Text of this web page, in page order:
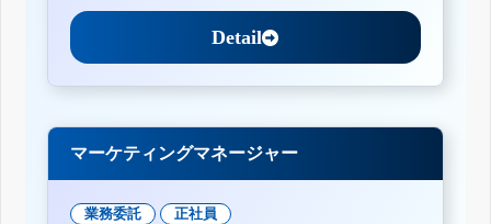
Detail
マーケティングマネージャー
業務委託 正社員